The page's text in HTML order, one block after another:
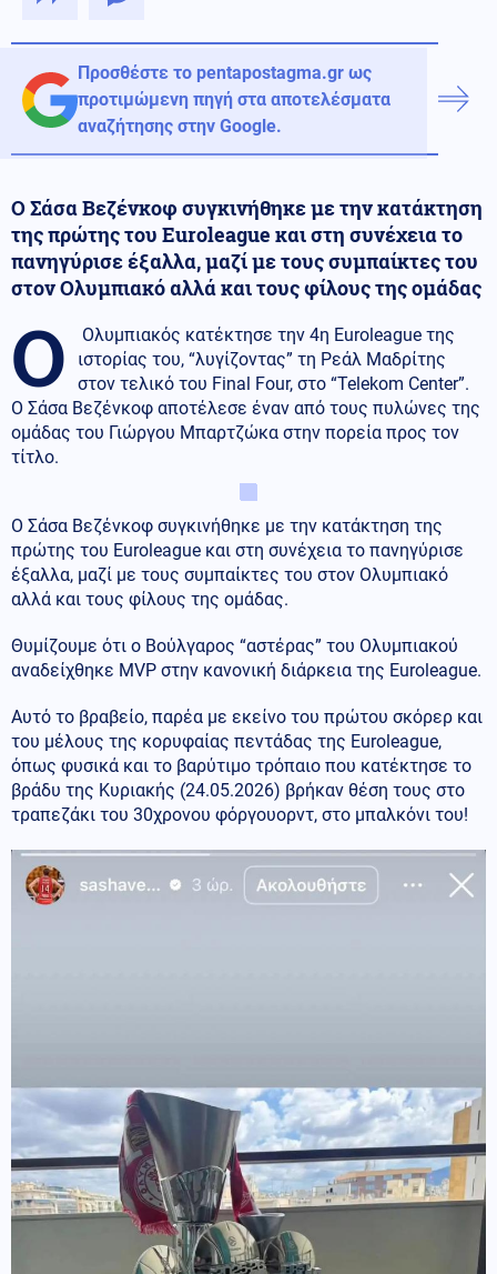
Προσθέστε το pentapostagma.gr ως
προτιμώμενη πηγή στα αποτελέσματα
αναζήτησης στην Google.
Ο Σάσα Βεζένκοφ συγκινήθηκε με την κατάκτηση
της πρώτης του Euroleague και στη συνέχεια το
πανηγύρισε έξαλλα, μαζί με τους συμπαίκτες του
στον Ολυμπιακό αλλά και τους φίλους της ομάδας
Ο
Ολυμπιακός κατέκτησε την 4η Euroleague της
ιστορίας του, “λυγίζοντας” τη Ρεάλ Μαδρίτης
στον τελικό του Final Four, στο “Telekom Center”.
Ο Σάσα Βεζένκοφ αποτέλεσε έναν από τους πυλώνες της
ομάδας του Γιώργου Μπαρτζώκα στην πορεία προς τον
τίτλο.
Ο Σάσα Βεζένκοφ συγκινήθηκε με την κατάκτηση της
πρώτης του Euroleague και στη συνέχεια το πανηγύρισε
έξαλλα, μαζί με τους συμπαίκτες του στον Ολυμπιακό
αλλά και τους φίλους της ομάδας.
Θυμίζουμε ότι ο Βούλγαρος “αστέρας” του Ολυμπιακού
αναδείχθηκε MVP στην κανονική διάρκεια της Euroleague.
Αυτό το βραβείο, παρέα με εκείνο του πρώτου σκόρερ και
του μέλους της κορυφαίας πεντάδας της Euroleague,
όπως φυσικά και το βαρύτιμο τρόπαιο που κατέκτησε το
βράδυ της Κυριακής (24.05.2026) βρήκαν θέση τους στο
τραπεζάκι του 30χρονου φόργουορντ, στο μπαλκόνι του!